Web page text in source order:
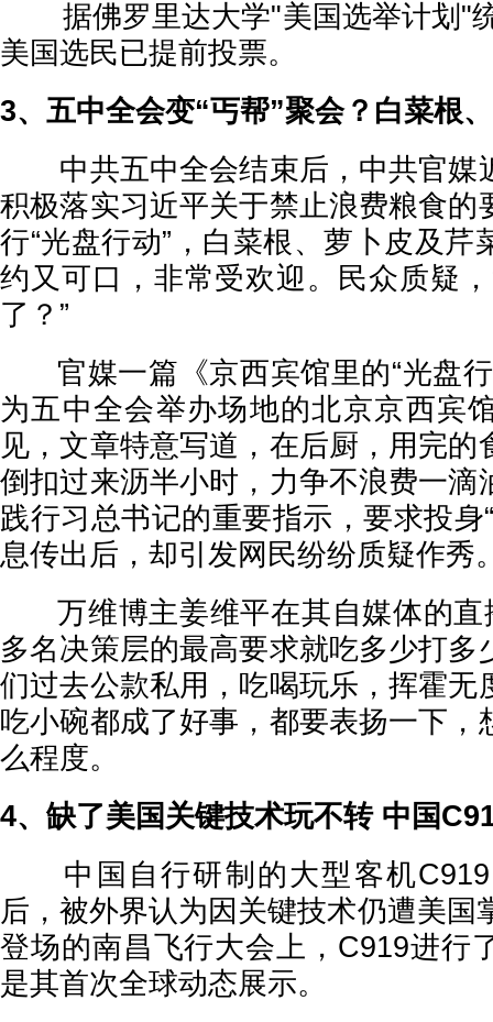
据佛罗里达大学"美国选举计划"
美国选民已提前投票。
3、五中全会变“丐帮”聚会？白菜根
中共五中全会结束后，中共官媒
积极落实习近平关于禁止浪费粮食的
行“光盘行动”，白菜根、萝卜皮及芹
约又可口，非常受欢迎。民众质疑
了？”
官媒一篇《京西宾馆里的“光盘行
为五中全会举办场地的北京京西宾
见，文章特意写道，在后厨，用完的
倒扣过来沥半小时，力争不浪费一滴
践行习总书记的重要指示，要求投身
息传出后，却引发网民纷纷质疑作秀
万维博主姜维平在其自媒体的直
多名决策层的最高要求就吃多少打多
们过去公款私用，吃喝玩乐，挥霍无
吃小碗都成了好事，都要表扬一下，
么程度。
4、缺了美国关键技术玩不转 中国
中国自行研制的大型客机C919
后，被外界认为因关键技术仍遭美国
登场的南昌飞行大会上，C919进行
是其首次全球动态展示。